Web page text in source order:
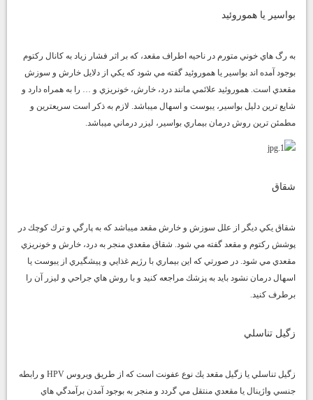
بواسير يا هموروئيد
به رگ هاي خوني متورم در ناحيه اطراف مقعد، كه بر اثر فشار زياد به كانال ركتوم
بوجود آمده اند بواسير يا هموروئيد گفته مي شود كه يكي از دلايل خارش و سوزش
مقعدي است. هموروئيد علائمي مانند درد، خارش، خونريزي و … را به همراه دارد و
شايع ترين دليل بواسير، يبوست و اسهال ميباشد. لازم به ذكر است سريعترين و
مطمئن ترين روش درمان بيماري بواسير، ليزر درماني ميباشد.
شقاق
شقاق يكي ديگر از علل سوزش و خارش مقعد ميباشد كه به پارگي و ترك كوچك در
پوشش ركتوم و مقعد گفته مي شود. شقاق مقعدي منجر به درد، خارش و خونريزي
مقعدي مي شود. در صورتي كه اين بيماري با رژيم غذايي و پيشگيري از يبوست يا
اسهال درمان نشود بايد به پزشك مراجعه كنيد و با روش هاي جراحي و ليزر آن را
برطرف كنيد.
زگيل تناسلي
زگيل تناسلي يا زگيل مقعد يك نوع عفونت است كه از طريق ويروس HPV و رابطه
جنسي واژينال يا مقعدي منتقل مي گردد و منجر به بوجود آمدن برآمدگي هاي